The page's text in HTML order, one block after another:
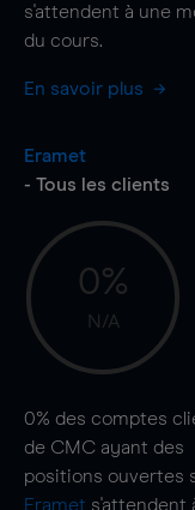
s'attendent à une
du cours.
En savoir plus
Eramet
- Tous les clients
0%
N/A
0% des comptes
de CMC ayant des
positions ouvertes
Eramet s'attendent